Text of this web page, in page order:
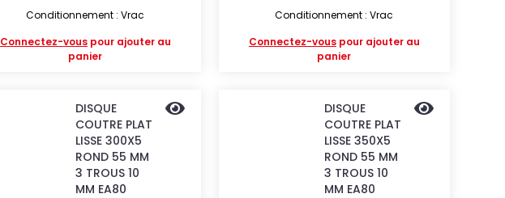
Conditionnement : Vrac
Connectez-vouspour ajouter au
panier
Conditionnement : Vrac
Connectez-vouspour ajouter au
panier
DISQUE
COUTRE PLAT
LISSE 300X5
ROND 55 MM
3 TROUS 10
MM EA80
DISQUE
COUTRE PLAT
LISSE 350X5
ROND 55 MM
3 TROUS 10
MM EA80